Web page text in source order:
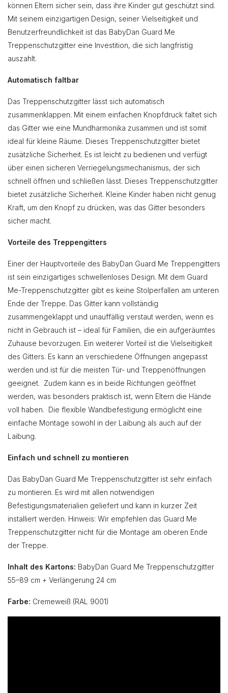
können Eltern sicher sein, dass ihre Kinder gut geschützt sind.
Mit seinem einzigartigen Design, seiner Vielseitigkeit und
Benutzerfreundlichkeit ist das BabyDan Guard Me
Treppenschutzgitter eine Investition, die sich langfristig
auszahlt.
Automatisch faltbar
Das Treppenschutzgitter lässt sich automatisch
zusammenklappen. Mit einem einfachen Knopfdruck faltet sich
das Gitter wie eine Mundharmonika zusammen und ist somit
ideal für kleine Räume. Dieses Treppenschutzgitter bietet
zusätzliche Sicherheit. Es ist leicht zu bedienen und verfügt
über einen sicheren Verriegelungsmechanismus, der sich
schnell öffnen und schließen lässt. Dieses Treppenschutzgitter
bietet zusätzliche Sicherheit. Kleine Kinder haben nicht genug
Kraft, um den Knopf zu drücken, was das Gitter besonders
sicher macht.
Vorteile des Treppengitters
Einer der Hauptvorteile des BabyDan Guard Me Treppengitters
ist sein einzigartiges schwellenloses Design. Mit dem Guard
Me-Treppenschutzgitter gibt es keine Stolperfallen am unteren
Ende der Treppe. Das Gitter kann vollständig
zusammengeklappt und unauffällig verstaut werden, wenn es
nicht in Gebrauch ist – ideal für Familien, die ein aufgeräumtes
Zuhause bevorzugen. Ein weiterer Vorteil ist die Vielseitigkeit
des Gitters. Es kann an verschiedene Öffnungen angepasst
werden und ist für die meisten Tür- und Treppenöffnungen
geeignet. Zudem kann es in beide Richtungen geöffnet
werden, was besonders praktisch ist, wenn Eltern die Hände
voll haben. Die flexible Wandbefestigung ermöglicht eine
einfache Montage sowohl in der Laibung als auch auf der
Laibung.
Einfach und schnell zu montieren
Das BabyDan Guard Me Treppenschutzgitter ist sehr einfach
zu montieren. Es wird mit allen notwendigen
Befestigungsmaterialien geliefert und kann in kurzer Zeit
installiert werden. Hinweis: Wir empfehlen das Guard Me
Treppenschutzgitter nicht für die Montage am oberen Ende
der Treppe.
Inhalt des Kartons: BabyDan Guard Me Treppenschutzgitter
55–89 cm + Verlängerung 24 cm
Farbe: Cremeweiß (RAL 9001)